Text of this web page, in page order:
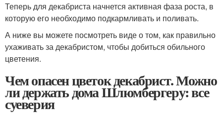
Теперь для декабриста начнется активная фаза роста, в
которую его необходимо подкармливать и поливать.
А ниже вы можете посмотреть виде о том, как правильно
ухаживать за декабристом, чтобы добиться обильного
цветения.
Чем опасен цветок декабрист. Можно
ли держать дома Шлюмбергеру: все
суеверия